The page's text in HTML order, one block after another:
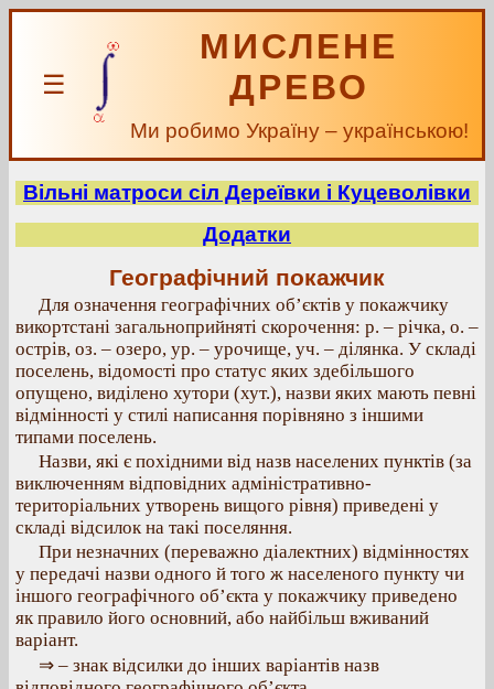
☰
МИСЛЕНЕ
ДРЕВО
Ми робимо Україну – українською!
Вільні матроси сіл Дереївки і Куцеволівки
Додатки
Географічний покажчик
Для означення географічних об’єктів у покажчику
викортстані загальноприйняті скорочення: р. – річка, о. –
острів, оз. – озеро, ур. – урочище, уч. – ділянка. У складі
поселень, відомості про статус яких здебільшого
опущено, виділено хутори (хут.), назви яких мають певні
відмінності у стилі написання порівняно з іншими
типами поселень.
Назви, які є похідними від назв населених пунктів (за
виключенням відповідних адміністративно-
територіальних утворень вищого рівня) приведені у
складі відсилок на такі поселяння.
При незначних (переважно діалектних) відмінностях
у передачі назви одного й того ж населеного пункту чи
іншого географічного об’єкта у покажчику приведено
як правило його основний, або найбільш вживаний
варіант.
⇒ – знак відсилки до інших варіантів назв